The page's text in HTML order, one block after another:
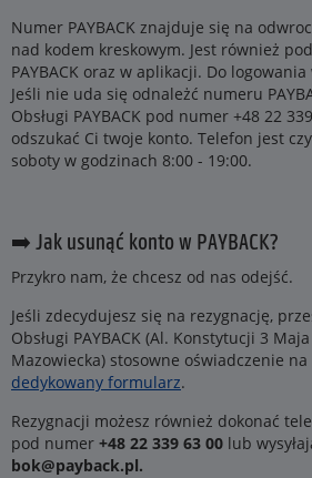
Numer PAYBACK znajduje się na
nad kodem kreskowym. Jest również
PAYBACK oraz w aplikacji. Do
Jeśli nie uda się odnależć numeru
Obsługi PAYBACK pod numer +48 22
odszukać Ci twoje konto. Telefon jest
soboty w godzinach 8:00 - 19:00.
➡️ Jak usunąć konto w PAYBACK?
Przykro nam, że chcesz od nas odejść.
Jeśli zdecydujesz się na rezygnację,
Obsługi PAYBACK (Al. Konstytucji 3
Mazowiecka) stosowne oświadczenie
dedykowany formularz.
Rezygnacji możesz również dokonać
pod numer +48 22 339 63 00 lub
bok@payback.pl.